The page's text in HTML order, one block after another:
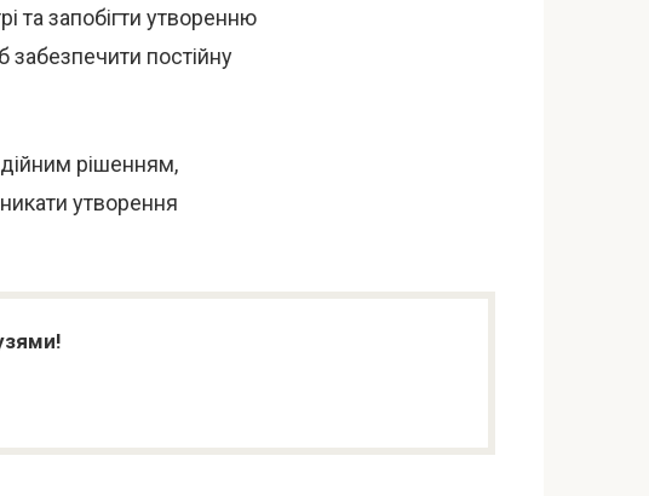
та запобігти утворенню
забезпечити постійну
рішенням,
утворення